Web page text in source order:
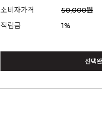
소비자가격
50,000원
적립금
1%
선택